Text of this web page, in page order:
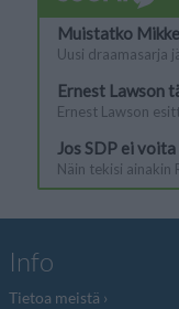
Info
Tietoa meistä